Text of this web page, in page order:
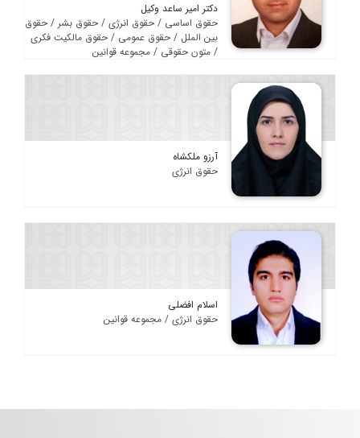
دکتر امیر ساعد وکیل
حقوق اساسی / حقوق انرژی / حقوق بشر / حقوق
بین الملل / حقوق عمومی / حقوق مالکیت فکری
/ متون حقوقی / مجموعه قوانین
آرزو ملکشاه
حقوق انرژی
اسلام افضلی
حقوق انرژی / مجموعه قوانین